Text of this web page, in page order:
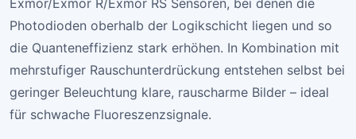
Photodioden oberhalb der Logikschicht liegen und so
die Quanteneffizienz stark erhöhen. In Kombination mit
mehrstufiger Rauschunterdrückung entstehen selbst bei
geringer Beleuchtung klare, rauscharme Bilder – ideal
für schwache Fluoreszenzsignale.